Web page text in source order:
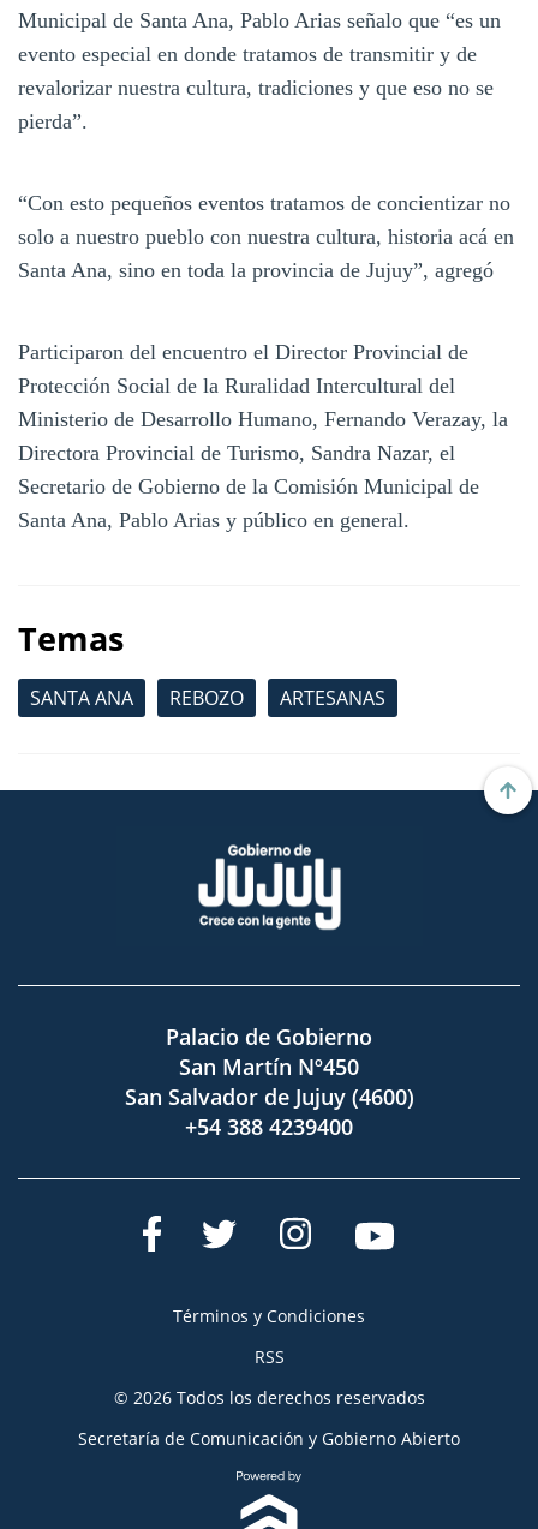
Municipal de Santa Ana, Pablo Arias señalo que “es un
evento especial en donde tratamos de transmitir y de
revalorizar nuestra cultura, tradiciones y que eso no se
pierda”.
“Con esto pequeños eventos tratamos de concientizar no
solo a nuestro pueblo con nuestra cultura, historia acá en
Santa Ana, sino en toda la provincia de Jujuy”, agregó
Participaron del encuentro el Director Provincial de
Protección Social de la Ruralidad Intercultural del
Ministerio de Desarrollo Humano, Fernando Verazay, la
Directora Provincial de Turismo, Sandra Nazar, el
Secretario de Gobierno de la Comisión Municipal de
Santa Ana, Pablo Arias y público en general.
Temas
SANTA ANA REBOZO ARTESANAS
Palacio de Gobierno
San Martín Nº450
San Salvador de Jujuy (4600)
+54 388 4239400
Términos y Condiciones
RSS
© 2026 Todos los derechos reservados
Secretaría de Comunicación y Gobierno Abierto